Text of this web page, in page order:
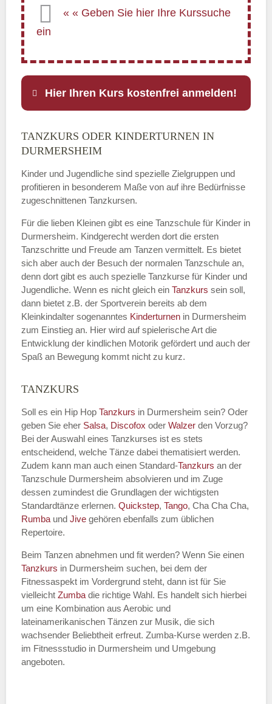
Hier Ihren Kurs kostenfrei anmelden!
Name
E-Mail*
Name der Tanzschule
Kontakt E-Mail
Name des Tanzkurs*
Tanzart*
TANZKURS ODER KINDERTURNEN IN
DURMERSHEIM
Kinder und Jugendliche sind spezielle Zielgruppen und
profitieren in besonderem Maße von auf ihre Bedürfnisse
zugeschnittenen Tanzkursen.
Für die lieben Kleinen gibt es eine Tanzschule für Kinder in
Durmersheim. Kindgerecht werden dort die ersten
Tanzschritte und Freude am Tanzen vermittelt. Es bietet
sich aber auch der Besuch der normalen Tanzschule an,
denn dort gibt es auch spezielle Tanzkurse für Kinder und
Jugendliche. Wenn es nicht gleich ein Tanzkurs sein soll,
dann bietet z.B. der Sportverein bereits ab dem
Kleinkindalter sogenanntes Kinderturnen in Durmersheim
zum Einstieg an. Hier wird auf spielerische Art die
Entwicklung der kindlichen Motorik gefördert und auch der
Spaß an Bewegung kommt nicht zu kurz.
TANZKURS
Soll es ein Hip Hop Tanzkurs in Durmersheim sein? Oder
geben Sie eher Salsa, Discofox oder Walzer den Vorzug?
Bei der Auswahl eines Tanzkurses ist es stets
entscheidend, welche Tänze dabei thematisiert werden.
Zudem kann man auch einen Standard-Tanzkurs an der
Tanzschule Durmersheim absolvieren und im Zuge
dessen zumindest die Grundlagen der wichtigsten
Standardtänze erlernen. Quickstep, Tango, Cha Cha Cha,
Rumba und Jive gehören ebenfalls zum üblichen
Repertoire.
Beim Tanzen abnehmen und fit werden? Wenn Sie einen
Tanzkurs in Durmersheim suchen, bei dem der
Fitnessaspekt im Vordergrund steht, dann ist für Sie
vielleicht Zumba die richtige Wahl. Es handelt sich hierbei
um eine Kombination aus Aerobic und
lateinamerikanischen Tänzen zur Musik, die sich
wachsender Beliebtheit erfreut. Zumba-Kurse werden z.B.
im Fitnessstudio in Durmersheim und Umgebung
angeboten.